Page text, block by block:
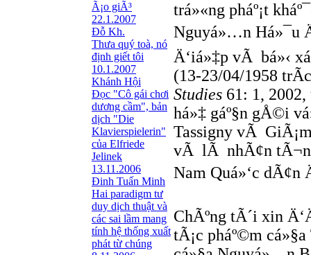
Ã¡o giÃ³
22.1.2007
Đỗ Kh.
Thưa quý toà, nó
định giết tôi
10.1.2007
Khánh Hội
Đọc "Cô gái chơi
dương cầm", bản
dịch "Die
Klavierspielerin"
của Elfriede
Jelinek
13.11.2006
Đinh Tuấn Minh
Hai paradigm tư
duy dịch thuật và
các sai lầm mang
tính hệ thống xuất
phát từ chúng
trá»«ng pháº¡t
Nguyá»…n Há»¯u
Ä‘iá»‡p vÃ bá»‹
(13-23/04/1958
Studies 61: 1,
há»‡ gáº§n gÅ©i
Tassigny vÃ
vÃ lÃ nhÃ¢n
Nam Quá»‘c dÃ¢n
ChÃºng tÃ´i xin
tÃ¡c pháº©m